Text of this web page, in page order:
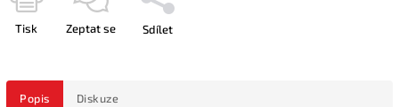
Tisk Zeptat se Sdílet
Popis Diskuze